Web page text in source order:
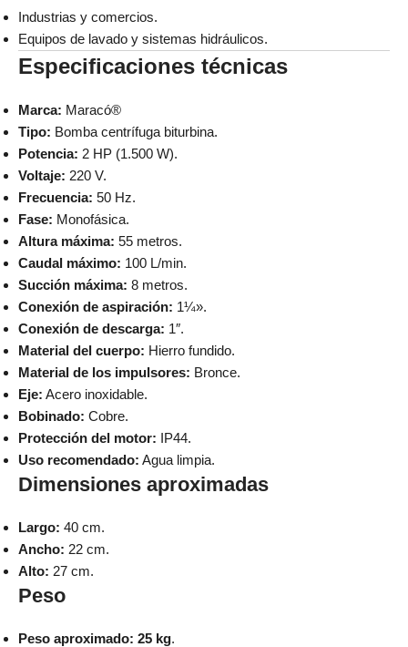
Industrias y comercios.
Equipos de lavado y sistemas hidráulicos.
Especificaciones técnicas
Marca: Maracó®
Tipo: Bomba centrífuga biturbina.
Potencia: 2 HP (1.500 W).
Voltaje: 220 V.
Frecuencia: 50 Hz.
Fase: Monofásica.
Altura máxima: 55 metros.
Caudal máximo: 100 L/min.
Succión máxima: 8 metros.
Conexión de aspiración: 1¼».
Conexión de descarga: 1″.
Material del cuerpo: Hierro fundido.
Material de los impulsores: Bronce.
Eje: Acero inoxidable.
Bobinado: Cobre.
Protección del motor: IP44.
Uso recomendado: Agua limpia.
Dimensiones aproximadas
Largo: 40 cm.
Ancho: 22 cm.
Alto: 27 cm.
Peso
Peso aproximado: 25 kg.